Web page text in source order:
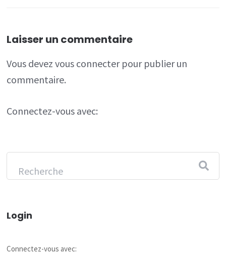
Laisser un commentaire
Vous devezvous connecterpour publier un
commentaire.
Connectez-vous avec:
Login
Connectez-vous avec: